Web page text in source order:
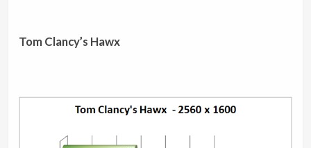
Tom Clancy’s Hawx